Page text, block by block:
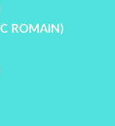
ROMAIN)